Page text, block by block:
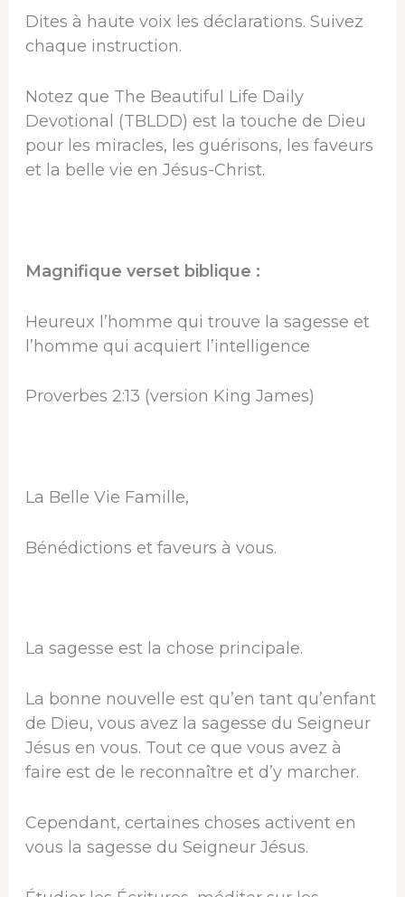
Dites à haute voix les déclarations. Suivez
chaque instruction.
Notez que The Beautiful Life Daily
Devotional (TBLDD) est la touche de Dieu
pour les miracles, les guérisons, les faveurs
et la belle vie en Jésus-Christ.
Magnifique verset biblique :
Heureux l’homme qui trouve la sagesse et
l’homme qui acquiert l’intelligence
Proverbes 2:13 (version King James)
La Belle Vie Famille,
Bénédictions et faveurs à vous.
La sagesse est la chose principale.
La bonne nouvelle est qu’en tant qu’enfant
de Dieu, vous avez la sagesse du Seigneur
Jésus en vous. Tout ce que vous avez à
faire est de le reconnaître et d’y marcher.
Cependant, certaines choses activent en
vous la sagesse du Seigneur Jésus.